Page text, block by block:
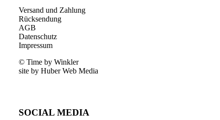
Versand und Zahlung
Rücksendung
AGB
Datenschutz
Impressum
© Time by Winkler
site by Huber Web Media
SOCIAL MEDIA